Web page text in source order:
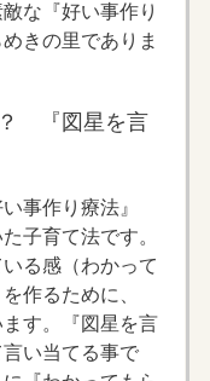
な『好い事作り
きの里でありま
『図星を言
事作り療法』
子育て法です。
る感（わかって
作るために、
ます。『図星を言
い当てる事で